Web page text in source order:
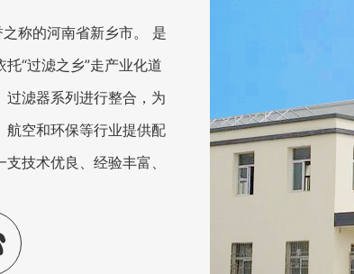
称的河南省新乡市。 是
“过滤之乡”走产业化道
过滤器系列进行整合，为
航空和环保等行业提供配
技术优良、经验丰富、